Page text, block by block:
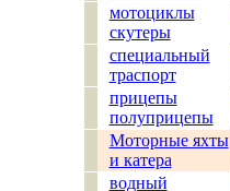
мотоциклы
скутеры
специальный
траспорт
прицепы
полуприцепы
Моторные яхты
и катера
водный